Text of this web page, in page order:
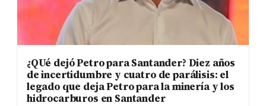
¿QUé dejó Petro para Santander? Diez años
de incertidumbre y cuatro de parálisis: el
legado que deja Petro para la minería y los
hidrocarburos en Santander